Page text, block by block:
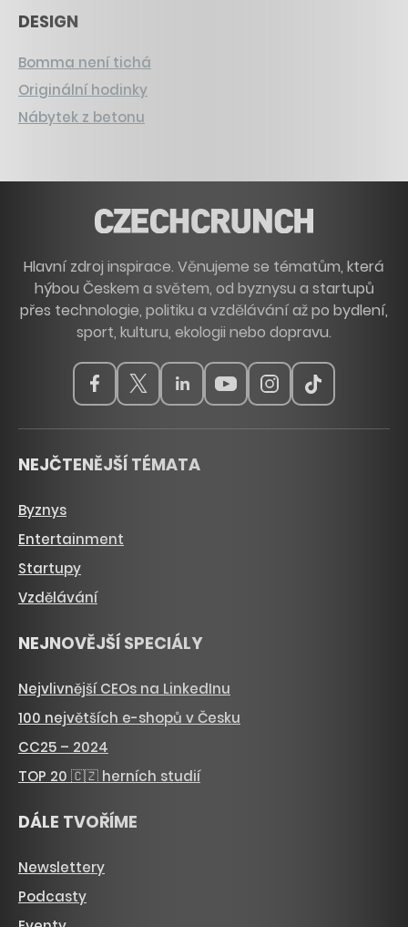
DESIGN
Bomma není tichá
Originální hodinky
Nábytek z betonu
Hlavní zdroj inspirace. Věnujeme se tématům, která
hýbou Českem a světem, od byznysu a startupů
přes technologie, politiku a vzdělávání až po bydlení,
sport, kulturu, ekologii nebo dopravu.
NEJČTENĚJŠÍ TÉMATA
Byznys
Entertainment
Startupy
Vzdělávání
NEJNOVĚJŠÍ SPECIÁLY
Nejvlivnější CEOs na LinkedInu
100 největších e-shopů v Česku
CC25 – 2024
TOP 20 🇨🇿 herních studií
DÁLE TVOŘÍME
Newslettery
Podcasty